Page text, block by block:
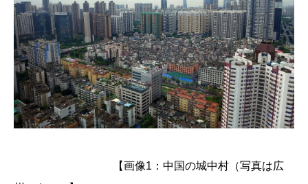
【画像1：中国の城中村（写真は広